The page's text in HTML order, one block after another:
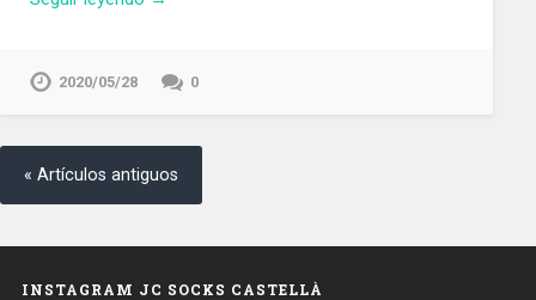
2020/05/28 0
« Artículos antiguos
INSTAGRAM JC SOCKS CASTELLÀ